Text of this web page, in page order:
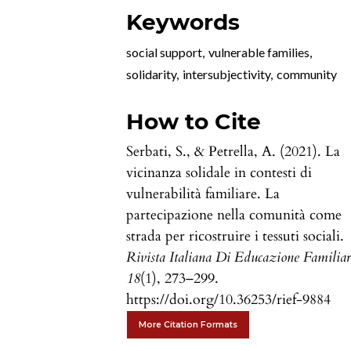
Keywords
social support vulnerable families
solidarity, intersubjectivity, community
How to Cite
Serbati, S., & Petrella, A. (2021). La
vicinanza solidale in contesti di
vulnerabilità familiare. La
partecipazione nella comunità come
strada per ricostruire i tessuti sociali.
Rivista Italiana Di Educazione
18(1), 273–299.
https://doi.org/10.36253/rief-9884
More Citation Formats